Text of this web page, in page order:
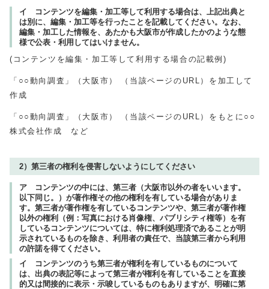
イ コンテンツを編集・加工等して利用する場合は、上記出典と
は別に、編集・加工等を行ったことを記載してください。なお、
編集・加工した情報を、あたかも大阪市が作成したかのような態
様で公表・利用してはいけません。
(コンテンツを編集・加工等して利用する場合の記載例)
「○○動向調査」（大阪市） （当該ページのURL）を加工して
作成
「○○動向調査」（大阪市） （当該ページのURL）をもとに○○
株式会社作成 など
2）第三者の権利を侵害しないようにしてください
ア コンテンツの中には、第三者（大阪市以外の者をいいます。
以下同じ。）が著作権その他の権利を有している場合がありま
す。第三者が著作権を有しているコンテンツや、第三者が著作権
以外の権利（例：写真における肖像権、パブリシティ権等）を有
しているコンテンツについては、特に権利処理済であることが明
示されているものを除き、利用者の責任で、当該第三者から利用
の許諾を得てください。
イ コンテンツのうち第三者が権利を有しているものについて
は、出典の表記等によって第三者が権利を有していることを直接
的又は間接的に表示・示唆しているものもありますが、明確に第